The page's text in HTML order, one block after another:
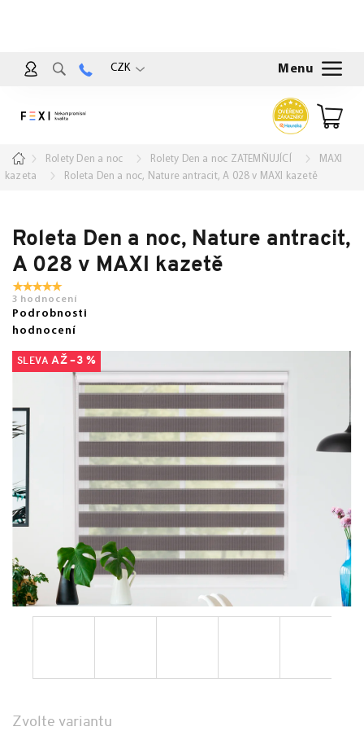
CZK
DomůRolety Den a noc Rolety Den a noc ZATEMŇUJÍCÍ
MAXI
kazeta
Roleta Den a noc, Nature antracit, A 028 v MAXI kazetě
Roleta Den a noc, Nature antracit,
A 028 v MAXI kazetě
3 hodnocení
Podrobnosti
hodnocení
AŽ –3 %
Zvolte variantu